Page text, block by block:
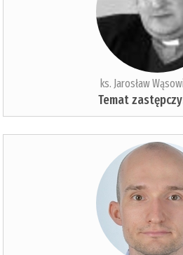
ks. Jarosław
Temat